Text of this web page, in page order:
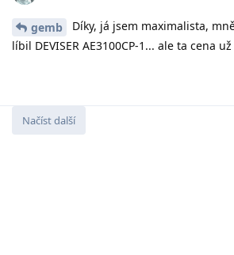
gemb
Díky, já jsem maximalista,
líbil DEVISER AE3100CP-1... ale ta cena
Načíst další